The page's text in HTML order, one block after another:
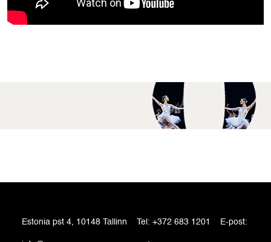
Estonia pst 4, 10148 Tallinn Tel: +372 683 1201 E-post: